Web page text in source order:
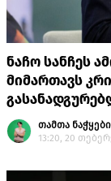
ნაჩო სანჩეს
მიმართავს
თამთა
13:20, 20